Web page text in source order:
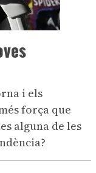
i els
força que
alguna de les